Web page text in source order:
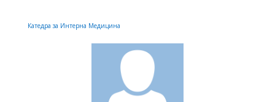
Катедра за Интерна Медицина